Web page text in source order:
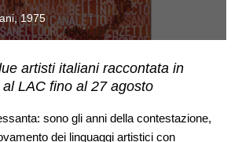
1975
artisti italiani raccontata in
al LAC fino al 27 agosto
sono gli anni della contestazione,
dei linguaggi artistici con